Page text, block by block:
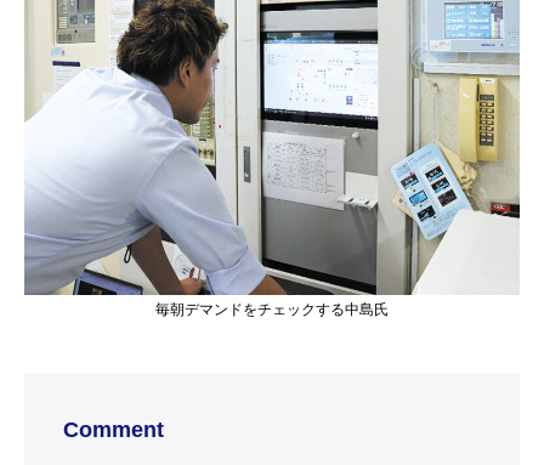
毎朝デマンドをチェックする中島氏
Comment